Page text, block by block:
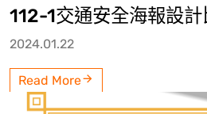
112-1交通安全海報設
2024.01.22
Read More